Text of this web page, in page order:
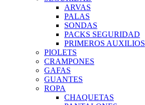
ARVAS
PALAS
SONDAS
PACKS SEGURIDAD
PRIMEROS AUXILIOS
PIOLETS
CRAMPONES
GAFAS
GUANTES
ROPA
CHAQUETAS